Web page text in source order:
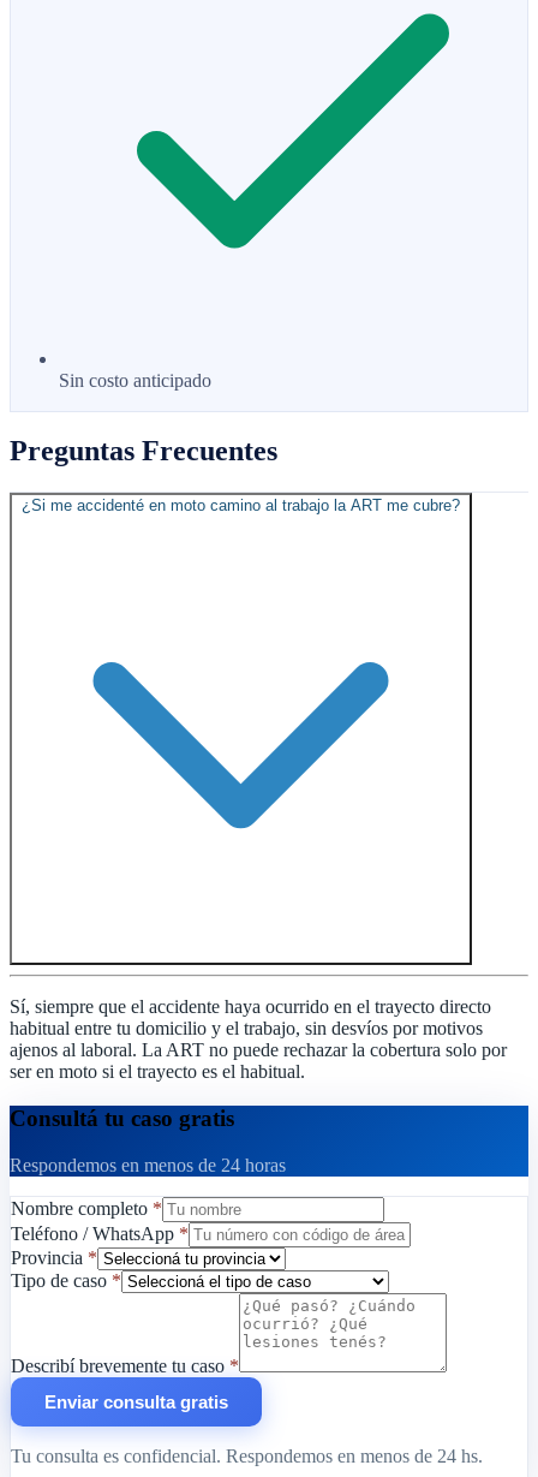
Sin costo anticipado
Preguntas Frecuentes
Sí, siempre que el accidente haya ocurrido en el trayecto directo
habitual entre tu domicilio y el trabajo, sin desvíos por motivos
ajenos al laboral. La ART no puede rechazar la cobertura solo por
ser en moto si el trayecto es el habitual.
Consultá tu caso gratis
Respondemos en menos de 24 horas
Nombre completo *
Teléfono / WhatsApp *
Provincia *
Tipo de caso *
Describí brevemente tu caso *
Enviar consulta gratis
Tu consulta es confidencial. Respondemos en menos de 24 hs.